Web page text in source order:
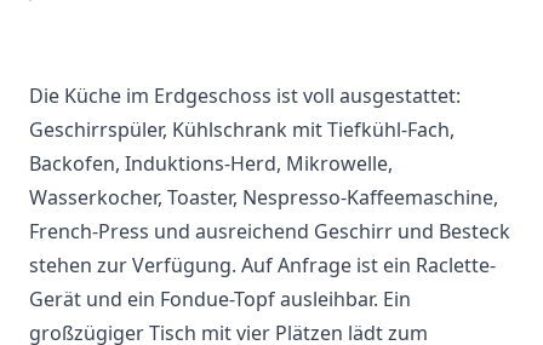
Die Küche im Erdgeschoss ist voll ausgestattet:
Geschirrspüler, Kühlschrank mit Tiefkühl-Fach,
Backofen, Induktions-Herd, Mikrowelle,
Wasserkocher, Toaster, Nespresso-Kaffeemaschine,
French-Press und ausreichend Geschirr und Besteck
stehen zur Verfügung. Auf Anfrage ist ein Raclette-
Gerät und ein Fondue-Topf ausleihbar. Ein
großzügiger Tisch mit vier Plätzen lädt zum